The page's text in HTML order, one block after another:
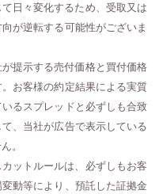
日々変化するため、受取又は
が逆転する可能性がございま
提示する売付価格と買付価格
お客様の約定結果による実質
るスプレッドと必ずしも合致
、当社が広告で表示している
。
ットルールは、必ずしもお客
動等により、預託した証拠金